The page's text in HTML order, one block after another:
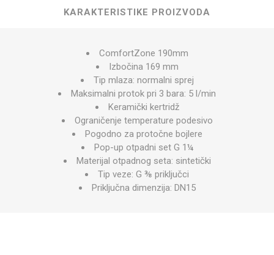
KARAKTERISTIKE PROIZVODA
ComfortZone 190mm
Izbočina 169 mm
Tip mlaza: normalni sprej
Maksimalni protok pri 3 bara: 5 l/min
Keramički kertridž
Ograničenje temperature podesivo
Pogodno za protočne bojlere
Pop-up otpadni set G 1¼
Materijal otpadnog seta: sintetički
Tip veze: G ⅜ priključci
Priključna dimenzija: DN15